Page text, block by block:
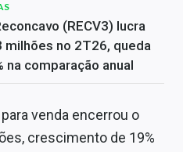
(RECV3) lucra
milhões no 2T26, queda
na comparação anual
venda encerrou o
crescimento de 19%